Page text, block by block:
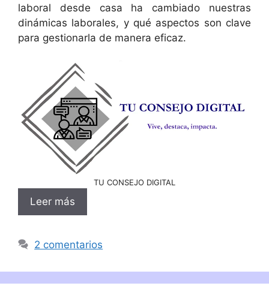
laboral desde casa ha cambiado nuestras
dinámicas laborales, y qué aspectos son clave
para gestionarla de manera eficaz.
TU CONSEJO DIGITAL
Leer más
2 comentarios